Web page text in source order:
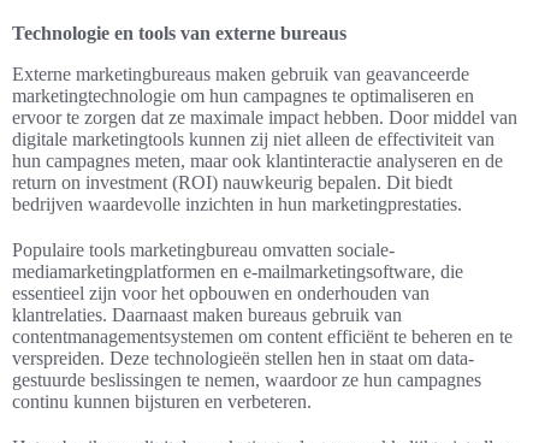
Technologie en tools van externe bureaus
Externe marketingbureaus maken gebruik van geavanceerde
marketingtechnologie om hun campagnes te optimaliseren en
ervoor te zorgen dat ze maximale impact hebben. Door middel van
digitale marketingtools kunnen zij niet alleen de effectiviteit van
hun campagnes meten, maar ook klantinteractie analyseren en de
return on investment (ROI) nauwkeurig bepalen. Dit biedt
bedrijven waardevolle inzichten in hun marketingprestaties.
Populaire tools marketingbureau omvatten sociale-
mediamarketingplatformen en e-mailmarketingsoftware, die
essentieel zijn voor het opbouwen en onderhouden van
klantrelaties. Daarnaast maken bureaus gebruik van
contentmanagementsystemen om content efficiënt te beheren en te
verspreiden. Deze technologieën stellen hen in staat om data-
gestuurde beslissingen te nemen, waardoor ze hun campagnes
continu kunnen bijsturen en verbeteren.